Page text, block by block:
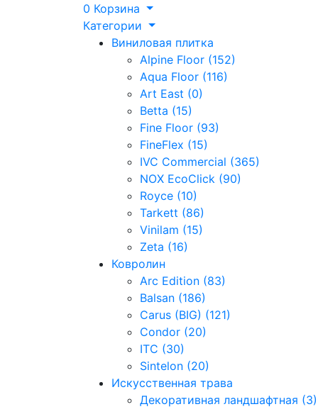
0 Корзина
Категории
Виниловая плитка
Alpine Floor (152)
Aqua Floor (116)
Art East (0)
Betta (15)
Fine Floor (93)
FineFlex (15)
IVC Commercial (365)
NOX EcoClick (90)
Royce (10)
Tarkett (86)
Vinilam (15)
Zeta (16)
Ковролин
Arc Edition (83)
Balsan (186)
Carus (BIG) (121)
Condor (20)
ITC (30)
Sintelon (20)
Искусственная трава
Декоративная ландшафтная (3)